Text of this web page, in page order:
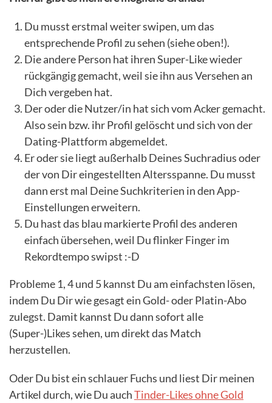
Du musst erstmal weiter swipen, um das
entsprechende Profil zu sehen (siehe oben!).
Die andere Person hat ihren Super-Like wieder
rückgängig gemacht, weil sie ihn aus Versehen an
Dich vergeben hat.
Der oder die Nutzer/in hat sich vom Acker gemacht.
Also sein bzw. ihr Profil gelöscht und sich von der
Dating-Plattform abgemeldet.
Er oder sie liegt außerhalb Deines Suchradius oder
der von Dir eingestellten Altersspanne. Du musst
dann erst mal Deine Suchkriterien in den App-
Einstellungen erweitern.
Du hast das blau markierte Profil des anderen
einfach übersehen, weil Du flinker Finger im
Rekordtempo swipst :-D
Probleme 1, 4 und 5 kannst Du am einfachsten lösen,
indem Du Dir wie gesagt ein Gold- oder Platin-Abo
zulegst. Damit kannst Du dann sofort alle
(Super-)Likes sehen, um direkt das Match
herzustellen.
Oder Du bist ein schlauer Fuchs und liest Dir meinen
Artikel durch, wie Du auchTinder-Likes ohne Gold